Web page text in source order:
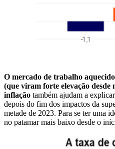
O mercado de trabalho
(que viram forte elevação desde
inflação também ajudam a
depois do fim dos impactos da
metade de 2023. Para se ter uma
no patamar mais baixo desde o